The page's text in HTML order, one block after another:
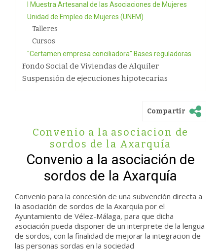
I Muestra Artesanal de las Asociaciones de Mujeres
Unidad de Empleo de Mujeres (UNEM)
Talleres
Cursos
"Certamen empresa conciliadora" Bases reguladoras
Fondo Social de Viviendas de Alquiler
Suspensión de ejecuciones hipotecarias
Compartir
Convenio a la asociacion de
sordos de la Axarquía
Convenio a la asociación de
sordos de la Axarquía
Convenio para la concesión de una subvención directa a
la asociación de sordos de la Axarquía por el
Ayuntamiento de Vélez-Málaga, para que dicha
asociación pueda disponer de un interprete de la lengua
de sordos, con la finalidad de mejorar la integracion de
las personas sordas en la sociedad